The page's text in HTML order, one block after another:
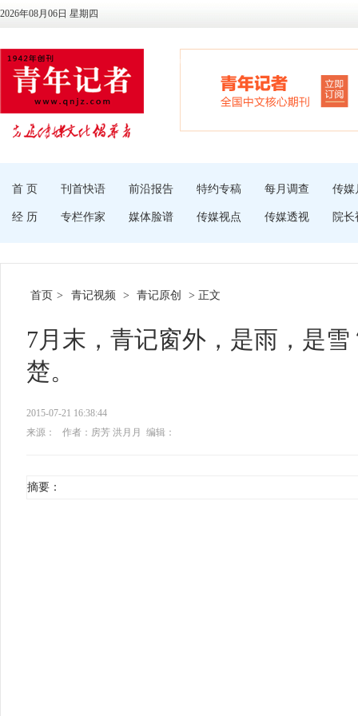
2026年08月06日 星期四
首 页 刊首快语 前沿报告 特约专稿 每月调查 传媒
经 历 专栏作家 媒体脸谱 传媒视点 传媒透视 院长
首页 > 青记视频 > 青记原创 > 正文
7月末，青记窗外，是雨，是
楚。
2015-07-21 16:38:44
来源：
作者：房芳 洪月月 编辑：
摘要：